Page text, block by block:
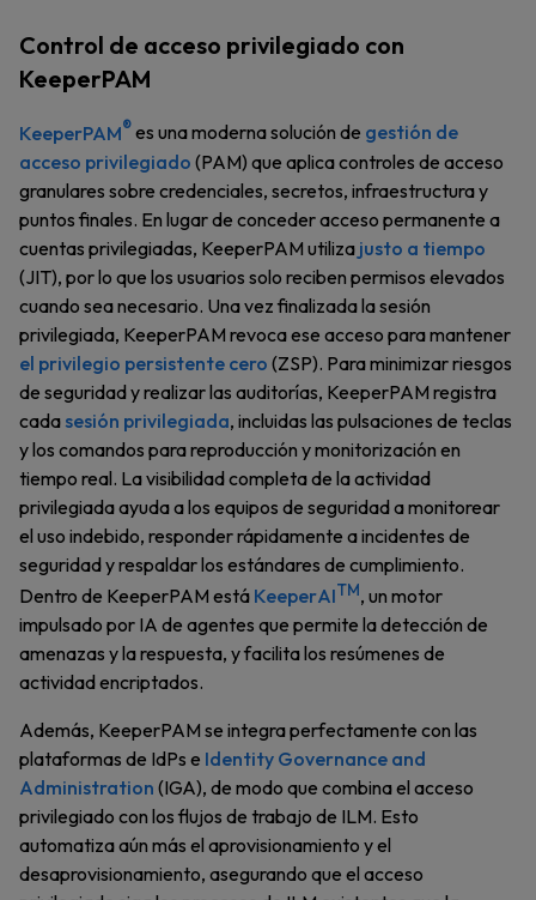
Control de acceso privilegiado con
KeeperPAM
KeeperPAM®es una moderna solución de gestión de
acceso privilegiado (PAM) que aplica controles de acceso
granulares sobre credenciales, secretos, infraestructura y
puntos finales. En lugar de conceder acceso permanente a
cuentas privilegiadas, KeeperPAM utiliza justo a tiempo
(JIT), por lo que los usuarios solo reciben permisos elevados
cuando sea necesario. Una vez finalizada la sesión
privilegiada, KeeperPAM revoca ese acceso para mantener
el privilegio persistente cero (ZSP). Para minimizar riesgos
de seguridad y realizar las auditorías, KeeperPAM registra
cada sesión privilegiada, incluidas las pulsaciones de teclas
y los comandos para reproducción y monitorización en
tiempo real. La visibilidad completa de la actividad
privilegiada ayuda a los equipos de seguridad a monitorear
el uso indebido, responder rápidamente a incidentes de
seguridad y respaldar los estándares de cumplimiento.
Dentro de KeeperPAM está KeeperAITM, un motor
impulsado por IA de agentes que permite la detección de
amenazas y la respuesta, y facilita los resúmenes de
actividad encriptados.
Además, KeeperPAM se integra perfectamente con las
plataformas de IdPs e Identity Governance and
Administration (IGA), de modo que combina el acceso
privilegiado con los flujos de trabajo de ILM. Esto
automatiza aún más el aprovisionamiento y el
desaprovisionamiento, asegurando que el acceso